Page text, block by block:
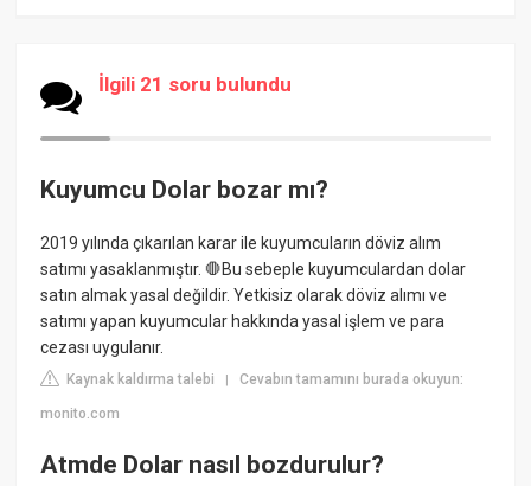
İlgili 21 soru bulundu
Kuyumcu Dolar bozar mı?
2019 yılında çıkarılan karar ile kuyumcuların döviz alım
satımı yasaklanmıştır. 🛑Bu sebeple kuyumculardan dolar
satın almak yasal değildir. Yetkisiz olarak döviz alımı ve
satımı yapan kuyumcular hakkında yasal işlem ve para
cezası uygulanır.
Kaynak kaldırma talebi |Cevabın tamamını burada okuyun:
monito.com
Atmde Dolar nasıl bozdurulur?